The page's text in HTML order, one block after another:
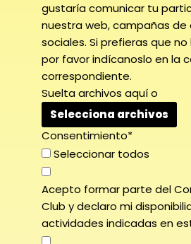
gustaría comunicar tu
nuestra web, campañas de
sociales. Si prefieras que
por favor indícanoslo en la
correspondiente.
Suelta archivos aquí o
Consentimiento*
Seleccionar todos
Acepto formar parte del
Club y declaro mi
actividades indicadas en